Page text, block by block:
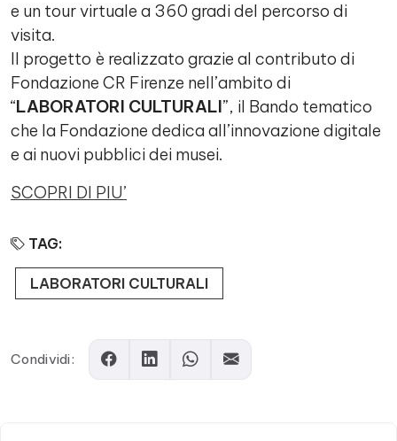
e un tour virtuale a 360 gradi del percorso di
visita.
Il progetto è realizzato grazie al contributo di
Fondazione CR Firenze nell’ambito di
“LABORATORI CULTURALI”, il Bando tematico
che la Fondazione dedica all’innovazione digitale
e ai nuovi pubblici dei musei.
SCOPRI DI PIU’
TAG:
LABORATORI CULTURALI
Condividi: